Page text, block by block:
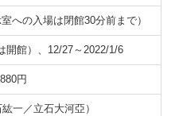
への入場は閉館30分前まで）
開館）、12/27～2022/1/6
円
一／立石大河亞）